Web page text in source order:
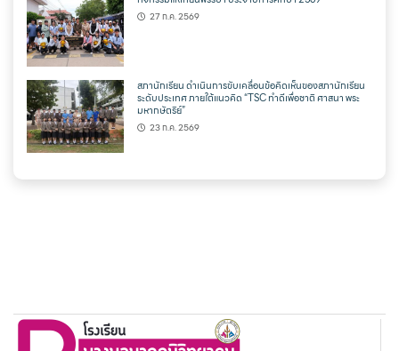
27 ก.ค. 2569
สภานักเรียน ดำเนินการขับเคลื่อนข้อคิดเห็นของสภานักเรียน
ระดับประเทศ ภายใต้แนวคิด “TSC ทำดีเพื่อชาติ ศาสนา พระ
มหากษัตริย์”
23 ก.ค. 2569